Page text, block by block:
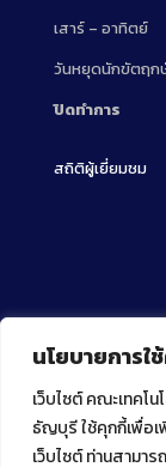
นโยบายการใ
เว็บไซต์ คณะเทคโ
ธัญบุรี ใช้คุกกี้เพื่อ
เว็บไซต์ ท่านสามา
เสาร์ – อาทิตย์
วันหยุดนักขัตฤก
ปิดทำการ
สถิติผู้เยี่ยมชม
Copyright ⓒ